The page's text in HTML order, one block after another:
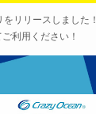
リリースしました！
利用ください！